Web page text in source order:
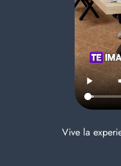
Vive la